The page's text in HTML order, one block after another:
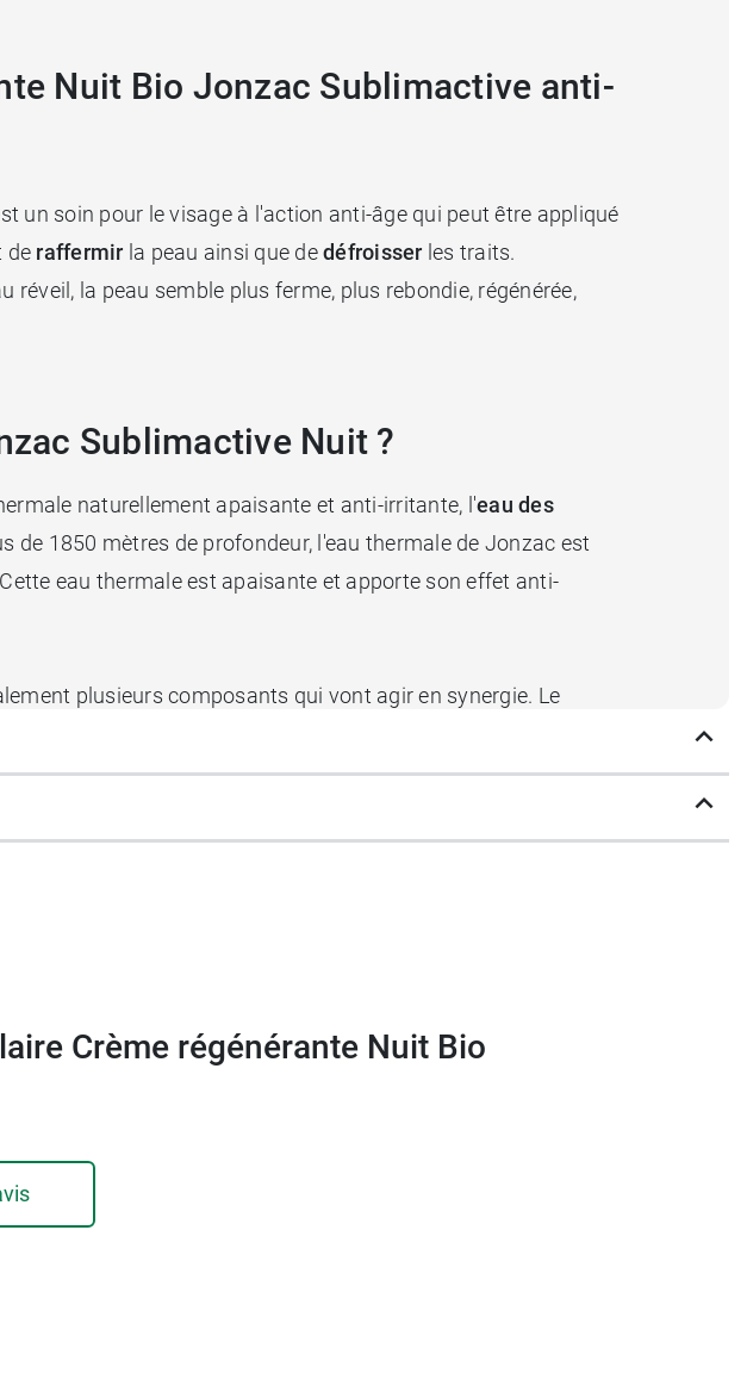
Nuit Bio Jonzac Sublimactive anti-
un soin pour le visage à l'action anti-âge qui peut être appliqué
de raffermir la peau ainsi que dedéfroisser les traits.
la peau semble plus ferme, plus rebondie, régénérée,
Sublimactive Nuit ?
naturellement apaisante et anti-irritante, l'eau des
de 1850 mètres de profondeur, l'eau thermale de Jonzac est
eau thermale est apaisante et apporte son effet anti-
plusieurs composants qui vont agir en synergie. Le
moléculaire agit comme raffermissant pour la peau.
Crème régénérante Nuit Bio